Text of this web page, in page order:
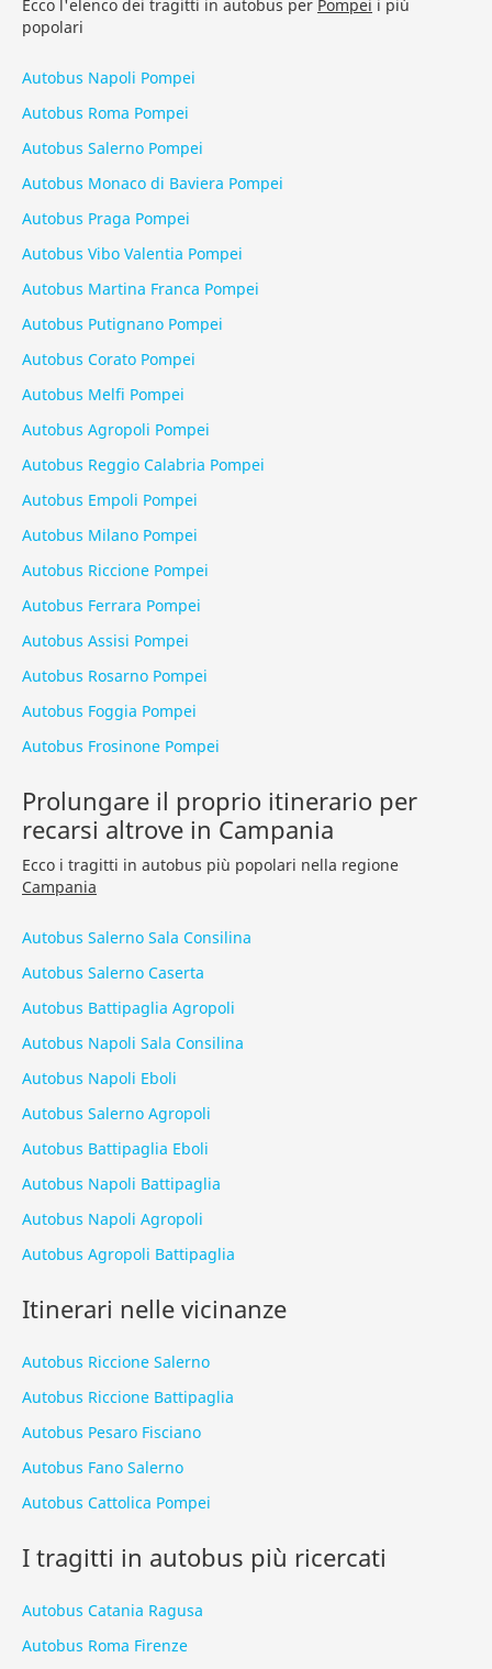
Ecco l'elenco dei tragitti in autobus per Pompei i più
popolari
Autobus Napoli Pompei
Autobus Roma Pompei
Autobus Salerno Pompei
Autobus Monaco di Baviera Pompei
Autobus Praga Pompei
Autobus Vibo Valentia Pompei
Autobus Martina Franca Pompei
Autobus Putignano Pompei
Autobus Corato Pompei
Autobus Melfi Pompei
Autobus Agropoli Pompei
Autobus Reggio Calabria Pompei
Autobus Empoli Pompei
Autobus Milano Pompei
Autobus Riccione Pompei
Autobus Ferrara Pompei
Autobus Assisi Pompei
Autobus Rosarno Pompei
Autobus Foggia Pompei
Autobus Frosinone Pompei
Prolungare il proprio itinerario per
recarsi altrove in Campania
Ecco i tragitti in autobus più popolari nella regione
Campania
Autobus Salerno Sala Consilina
Autobus Salerno Caserta
Autobus Battipaglia Agropoli
Autobus Napoli Sala Consilina
Autobus Napoli Eboli
Autobus Salerno Agropoli
Autobus Battipaglia Eboli
Autobus Napoli Battipaglia
Autobus Napoli Agropoli
Autobus Agropoli Battipaglia
Itinerari nelle vicinanze
Autobus Riccione Salerno
Autobus Riccione Battipaglia
Autobus Pesaro Fisciano
Autobus Fano Salerno
Autobus Cattolica Pompei
I tragitti in autobus più ricercati
Autobus Catania Ragusa
Autobus Roma Firenze